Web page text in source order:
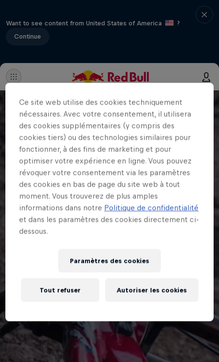
Want to see content from United States of America
?
Continue
Ce site web utilise des cookies techniquement
nécessaires. Avec votre consentement, il utilisera
des cookies supplémentaires (y compris des
cookies tiers) ou des technologies similaires pour
fonctionner, à des fins de marketing et pour
optimiser votre expérience en ligne. Vous pouvez
révoquer votre consentement via les paramètres
des cookies en bas de page du site web à tout
moment. Vous trouverez de plus amples
informations dans notre Politique de confidentialité
et dans les paramètres des cookies directement ci-
dessous.
Paramètres des cookies
Tout refuser Autoriser les cookies